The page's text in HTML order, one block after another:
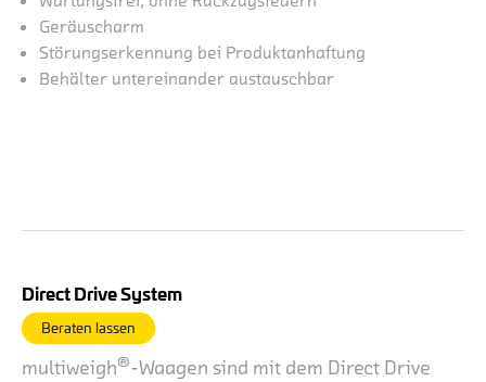
Geräuscharm
Störungserkennung bei Produktanhaftung
Behälter untereinander austauschbar
Direct Drive System
Beraten lassen
multiweigh®-Waagen sind mit dem Direct Drive